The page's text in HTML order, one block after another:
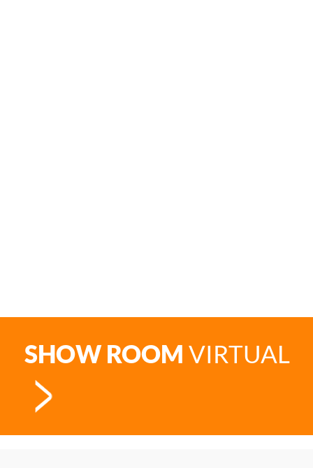
SHOW ROOM VIRTUAL